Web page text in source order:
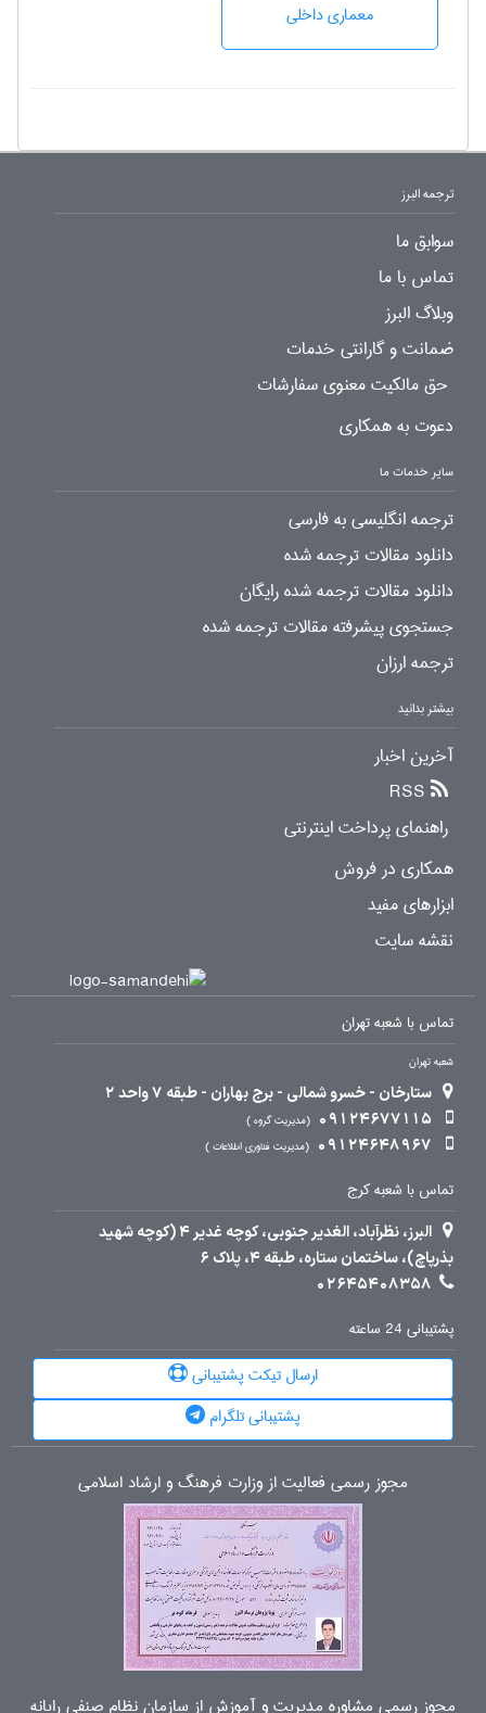
معماری داخلی
ترجمه البرز
سوابق ما
تماس با ما
وبلاگ البرز
ضمانت و گارانتی خدمات
حق مالکیت معنوی سفارشات
دعوت به همکاری
سایر خدمات ما
ترجمه انگلیسی به فارسی
دانلود مقالات ترجمه شده
دانلود مقالات ترجمه شده رایگان
جستجوی پیشرفته مقالات ترجمه شده
ترجمه ارزان
بیشتر بدانید
آخرین اخبار
RSS
راهنمای پرداخت اینترنتی
همکاری در فروش
ابزارهای مفید
نقشه سایت
تماس با شعبه تهران
شعبه تهران
ستارخان - خسرو شمالی - برج بهاران - طبقه 7 واحد 2
09124677115
مدیریت گروه
09124648967 مدیریت فناوری اطلاعات
تماس با شعبه کرج
البرز، نظرآباد، الغدیر جنوبی، کوچه غدیر 4 (کوچه شهید
بذرپاچ)، ساختمان ستاره، طبقه 4، پلاک 6
02645408358
پشتیبانی 24 ساعته
ارسال تیکت پشتیبانی
پشتیبانی تلگرام
مجوز رسمی فعالیت از وزارت فرهنگ و ارشاد اسلامی
مجوز رسمی مشاوره مدیریت و آموزش از سازمان نظام صنفی رایانه